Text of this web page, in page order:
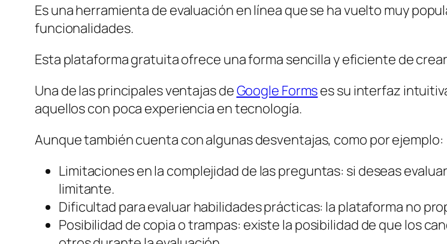
Es una herramienta de evaluación en línea que se ha vuelto muy
funcionalidades.
Esta plataforma gratuita ofrece una forma sencilla y eficiente de
Una de las principales ventajas deGoogle Formses su interfaz
aquellos con poca experiencia en tecnología.
Aunque también cuenta con algunas desventajas, como por ejemplo:
Limitaciones en la complejidad de las preguntas: si deseas
limitante.
Dificultad para evaluar habilidades prácticas: la plataforma no
Posibilidad de copia o trampas: existe la posibilidad de que los